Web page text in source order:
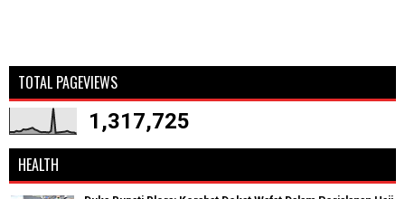
TOTAL PAGEVIEWS
1,317,725
HEALTH